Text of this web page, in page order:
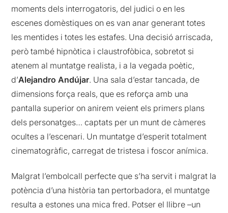
moments dels interrogatoris, del judici o en les
escenes domèstiques on es van anar generant totes
les mentides i totes les estafes. Una decisió arriscada,
però també hipnòtica i claustrofòbica, sobretot si
atenem al muntatge realista, i a la vegada poètic,
d’Alejandro Andújar. Una sala d’estar tancada, de
dimensions força reals, que es reforça amb una
pantalla superior on anirem veient els primers plans
dels personatges… captats per un munt de càmeres
ocultes a l’escenari. Un muntatge d’esperit totalment
cinematogràfic, carregat de tristesa i foscor anímica.
Malgrat l’embolcall perfecte que s’ha servit i malgrat la
potència d’una història tan pertorbadora, el muntatge
resulta a estones una mica fred. Potser el llibre –un